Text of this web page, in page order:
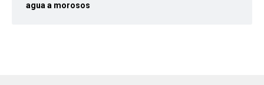
agua a morosos